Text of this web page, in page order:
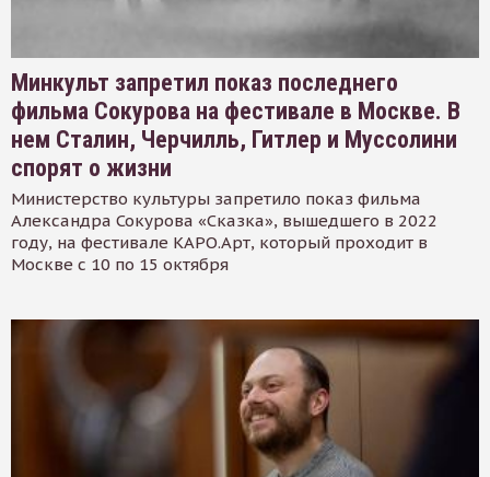
Минкульт запретил показ последнего
фильма Сокурова на фестивале в Москве. В
нем Сталин, Черчилль, Гитлер и Муссолини
спорят о жизни
Министерство культуры запретило показ фильма
Александра Сокурова «Сказка», вышедшего в 2022
году, на фестивале КАРО.Арт, который проходит в
Москве с 10 по 15 октября